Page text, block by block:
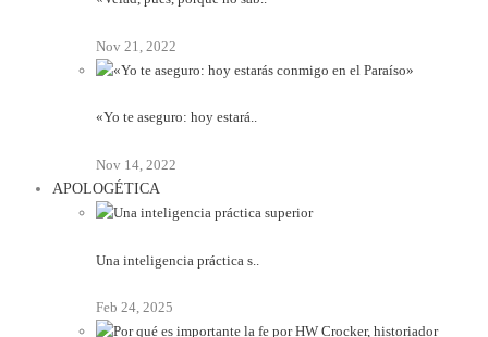
Nov 21, 2022
«Yo te aseguro: hoy estará..
Nov 14, 2022
APOLOGÉTICA
Una inteligencia práctica s..
Feb 24, 2025